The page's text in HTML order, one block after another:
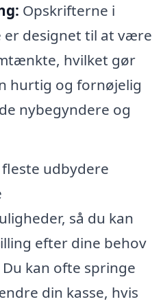
Opskrifterne i
er designet til at være
hvilket gør
hurtig og fornøjelig
nybegyndere og
fleste udbydere
så du kan
efter dine behov
kan ofte springe
din kasse, hvis